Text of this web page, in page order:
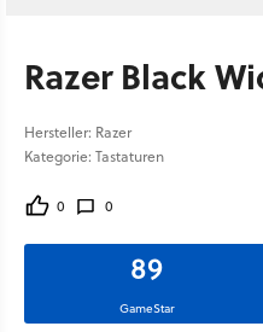
Razer Black
Hersteller: Razer
Kategorie: Tastaturen
0 0
89
GameStar